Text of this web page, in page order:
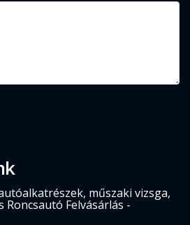
műszaki vizsga,
Felvásárlás -